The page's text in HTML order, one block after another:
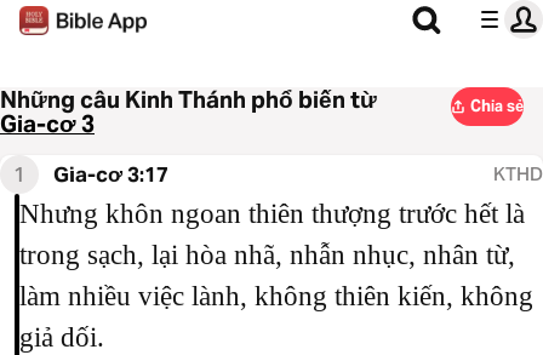
Những câu Kinh Thánh phổ biến từ
Gia-cơ 3
Chia sẻ
1 Gia-cơ 3:17 KTHD
Nhưng khôn ngoan thiên thượng trước hết là
trong sạch, lại hòa nhã, nhẫn nhục, nhân từ,
làm nhiều việc lành, không thiên kiến, không
giả dối.